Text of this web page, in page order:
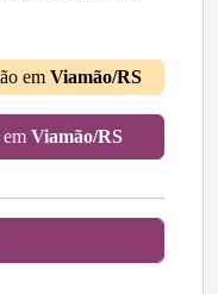
em Viamão/RS
Viamão/RS